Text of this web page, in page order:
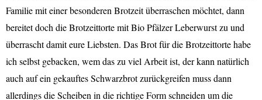
Familie mit einer besonderen Brotzeit überraschen möchtet, dann
bereitet doch die Brotzeittorte mit Bio Pfälzer Leberwurst zu und
überrascht damit eure Liebsten. Das Brot für die Brotzeittorte habe
ich selbst gebacken, wem das zu viel Arbeit ist, der kann natürlich
auch auf ein gekauftes Schwarzbrot zurückgreifen muss dann
allerdings die Scheiben in die richtige Form schneiden um die